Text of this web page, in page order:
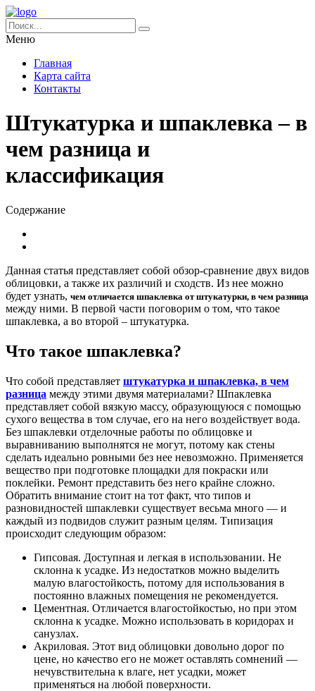
Меню
Главная
Карта сайта
Контакты
Штукатурка и шпаклевка – в
чем разница и
классификация
Содержание
Данная статья представляет собой обзор-сравнение двух видов
облицовки, а также их различий и сходств. Из нее можно
будет узнать, чем отличается шпаклевка от штукатурки, в чем разница
между ними. В первой части поговорим о том, что такое
шпаклевка, а во второй – штукатурка.
Что такое шпаклевка?
Что собой представляет штукатурка и шпаклевка, в чем
разница между этими двумя материалами? Шпаклевка
представляет собой вязкую массу, образующуюся с помощью
сухого вещества в том случае, его на него воздействует вода.
Без шпаклевки отделочные работы по облицовке и
выравниванию выполнятся не могут, потому как стены
сделать идеально ровными без нее невозможно. Применяется
вещество при подготовке площадки для покраски или
поклейки. Ремонт представить без него крайне сложно.
Обратить внимание стоит на тот факт, что типов и
разновидностей шпаклевки существует весьма много — и
каждый из подвидов служит разным целям. Типизация
происходит следующим образом:
Гипсовая. Доступная и легкая в использовании. Не
склонна к усадке. Из недостатков можно выделить
малую влагостойкость, потому для использования в
постоянно влажных помещения не рекомендуется.
Цементная. Отличается влагостойкостью, но при этом
склонна к усадке. Можно использовать в коридорах и
санузлах.
Акриловая. Этот вид облицовки довольно дорог по
цене, но качество его не может оставлять сомнений —
нечувствительна к влаге, нет усадки, может
применяться на любой поверхности.